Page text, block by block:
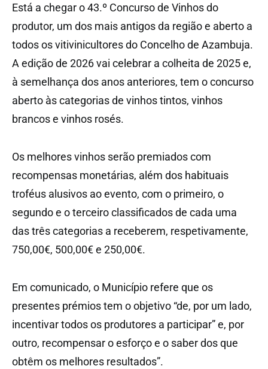
Está a chegar o 43.º Concurso de Vinhos do
produtor, um dos mais antigos da região e aberto a
todos os vitivinicultores do Concelho de Azambuja.
A edição de 2026 vai celebrar a colheita de 2025 e,
à semelhança dos anos anteriores, tem o concurso
aberto às categorias de vinhos tintos, vinhos
brancos e vinhos rosés.
Os melhores vinhos serão premiados com
recompensas monetárias, além dos habituais
troféus alusivos ao evento, com o primeiro, o
segundo e o terceiro classificados de cada uma
das três categorias a receberem, respetivamente,
750,00€, 500,00€ e 250,00€.
Em comunicado, o Município refere que os
presentes prémios tem o objetivo “de, por um lado,
incentivar todos os produtores a participar” e, por
outro, recompensar o esforço e o saber dos que
obtêm os melhores resultados”.